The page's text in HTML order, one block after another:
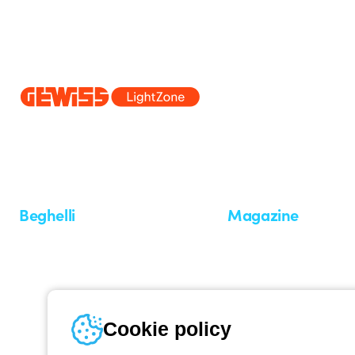
Beghelli Magazine
Seminari
Cookie policy